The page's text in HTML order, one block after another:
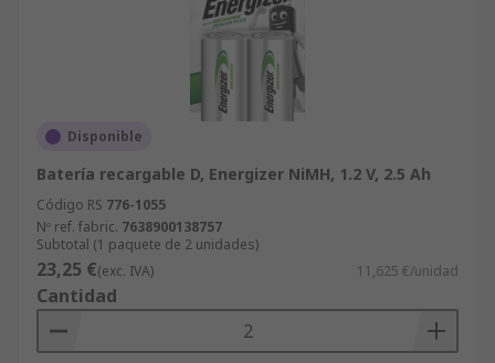
Disponible
Batería recargable D, Energizer NiMH, 1.2 V, 2.5 Ah
Código RS 776-1055
Nº ref. fabric. 7638900138757
Subtotal (1 paquete de 2 unidades)
23,25 €(exc. IVA) 11,625 €/unidad
Cantidad